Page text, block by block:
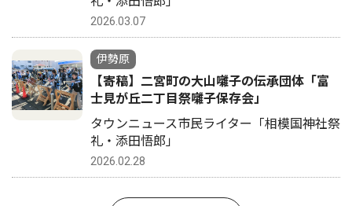
2026.03.07
伊勢原
【寄稿】二宮町の大山囃子の伝承団体「富
士見が丘二丁目祭囃子保存会」
タウンニュース市民ライター「相模国神社祭
礼・添田悟郎」
2026.02.28